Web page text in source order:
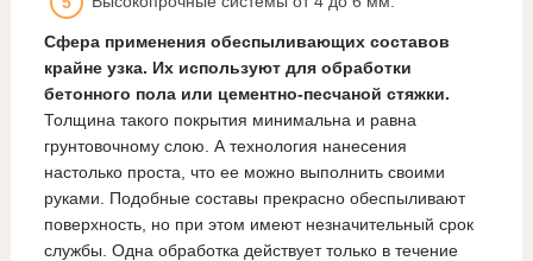
Сфера применения обеспыливающих составов
крайне узка. Их используют для обработки
бетонного пола или цементно-песчаной стяжки.
Толщина такого покрытия минимальна и равна
грунтовочному слою. А технология нанесения
настолько проста, что ее можно выполнить своими
руками. Подобные составы прекрасно обеспыливают
поверхность, но при этом имеют незначительный срок
службы. Одна обработка действует только в течение